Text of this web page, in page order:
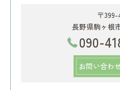
〒399-
長野県駒ヶ根
090-
お問い合わ